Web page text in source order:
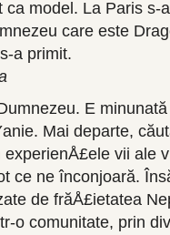
model. La Paris s-
care este
a primit.
E
Mai departe,
vii ale
ce ne înconjoară.
de frăÅ£ietatea
o comunitate, prin